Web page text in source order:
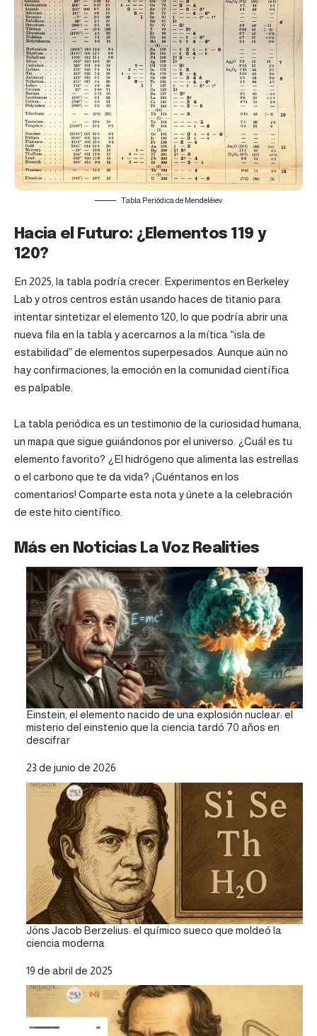
Tabla Periódica de Mendeléiev
Hacia el Futuro: ¿Elementos 119 y
120?
En 2025, la tabla podría crecer. Experimentos en Berkeley
Lab y otros centros están usando haces de titanio para
intentar sintetizar el elemento 120, lo que podría abrir una
nueva fila en la tabla y acercarnos a la mítica “isla de
estabilidad” de elementos superpesados. Aunque aún no
hay confirmaciones, la emoción en la comunidad científica
es palpable.
La tabla periódica es un testimonio de la curiosidad humana,
un mapa que sigue guiándonos por el universo. ¿Cuál es tu
elemento favorito? ¿El hidrógeno que alimenta las estrellas
o el carbono que te da vida? ¡Cuéntanos en los
comentarios! Comparte esta nota y únete a la celebración
de este hito científico.
Más en Noticias La Voz Realities
Einstein, el elemento nacido de una explosión nuclear: el
misterio del einstenio que la ciencia tardó 70 años en
descifrar
Fecha
23 de junio de 2026
Jöns Jacob Berzelius: el químico sueco que moldeó la
ciencia moderna
Fecha
19 de abril de 2025